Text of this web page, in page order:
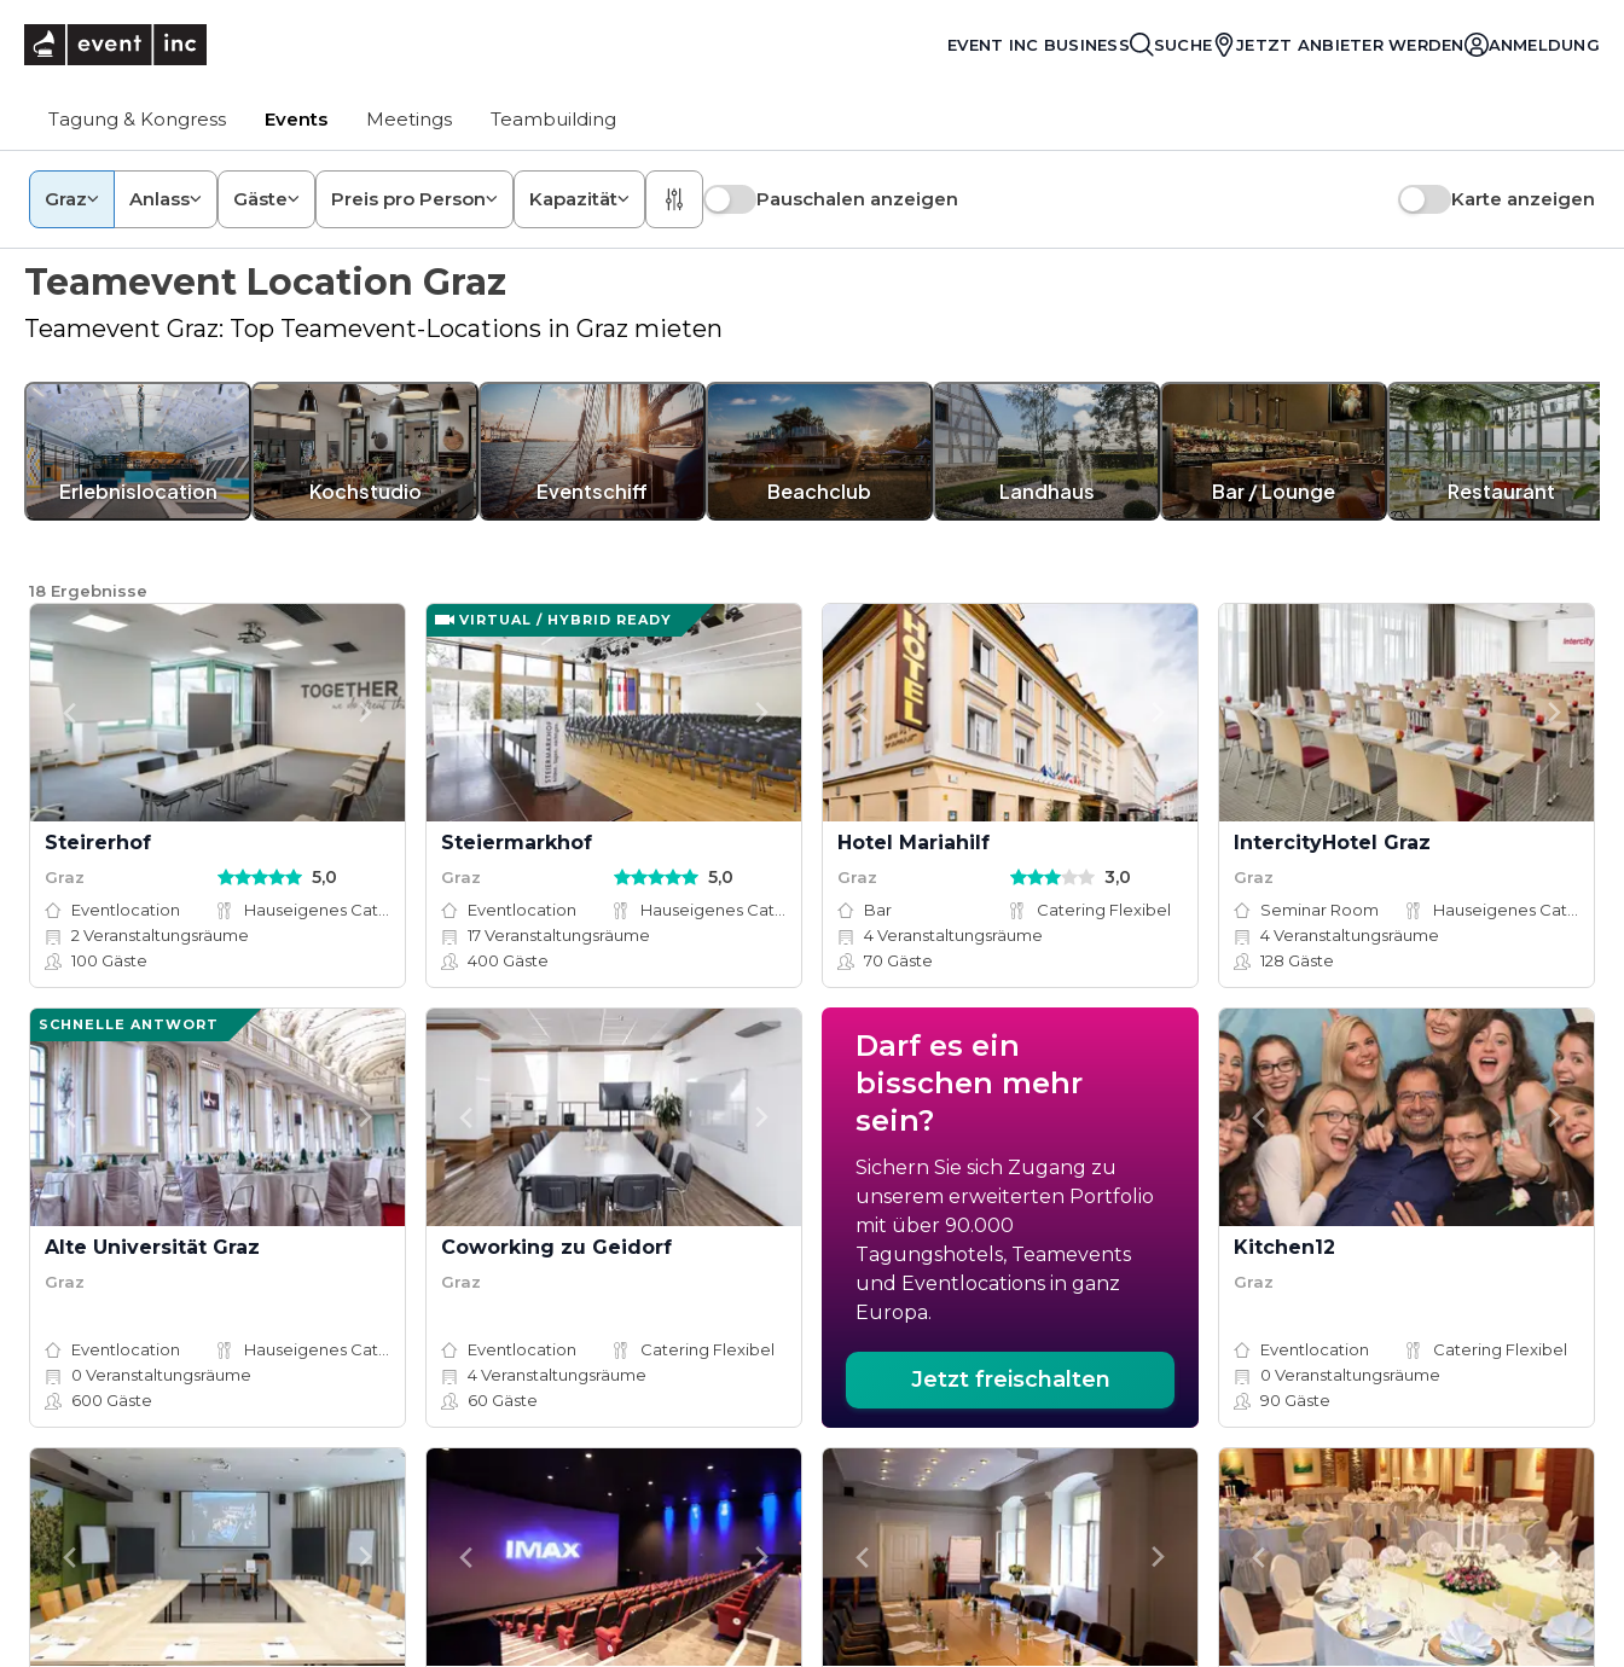
EVENT INC BUSINESS SUCHE JETZT ANBIETER WERDEN ANMELDUNG
Tagung & Kongress Events Meetings Teambuilding
Graz Anlass Gäste Preis pro Person Kapazität Pauschalen anzeigen Karte anzeigen
Teamevent Location Graz
Teamevent Graz: Top Teamevent-Locations in Graz mieten
Erlebnislocation Kochstudio Eventschiff Beachclub Landhaus Bar / Lounge Restaurant
18 Ergebnisse
Steirerhof
Graz 5,0
Eventlocation
2 Veranstaltungsräume
100 Gäste
VIRTUAL / HYBRID READY
Steiermarkhof
Graz 5,0
Eventlocation
17Veranstaltungsräume
400 Gäste
Hotel Mariahilf
Graz 3,0
Bar
Catering Flexibel
4Veranstaltungsräume
70 Gäste
IntercityHotel Graz
Graz
Seminar Room
4Veranstaltungsräume
128 Gäste
SCHNELLE ANTWORT
Alte Universität Graz
Graz
Eventlocation
0 Veranstaltungsräume
600 Gäste
Coworking zu Geidorf
Graz
Eventlocation
Catering Flexibel
4Veranstaltungsräume
60 Gäste
Darf es ein
bisschen mehr
sein?
Sichern Sie sich Zugang zu
unserem erweiterten Portfolio
mit über 90.000
Tagungshotels, Teamevents
und Eventlocations in ganz
Europa.
Jetzt freischalten
Kitchen12
Graz
Eventlocation
Catering Flexibel
0 Veranstaltungsräume
90 Gäste